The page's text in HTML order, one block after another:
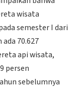
wisata
semester I dari
70.627
api wisata,
persen
sebelumnya